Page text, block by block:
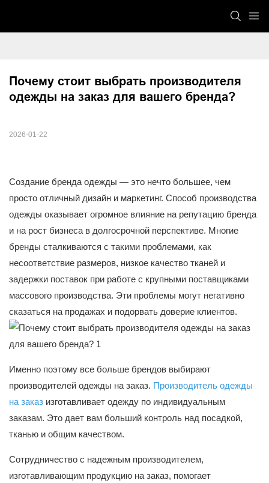
Почему стоит выбрать производителя
одежды на заказ для вашего бренда?
2026-01-22
Создание бренда одежды — это нечто большее, чем
просто отличный дизайн и маркетинг. Способ производства
одежды оказывает огромное влияние на репутацию бренда
и на рост бизнеса в долгосрочной перспективе. Многие
бренды сталкиваются с такими проблемами, как
несоответствие размеров, низкое качество тканей и
задержки поставок при работе с крупными поставщиками
массового производства. Эти проблемы могут негативно
сказаться на продажах и подорвать доверие клиентов.
Именно поэтому все больше брендов выбирают
производителей одежды на заказ. Производитель одежды
на заказ изготавливает одежду по индивидуальным
заказам. Это дает вам больший контроль над посадкой,
тканью и общим качеством.
Сотрудничество с надежным производителем,
изготавливающим продукцию на заказ, помогает